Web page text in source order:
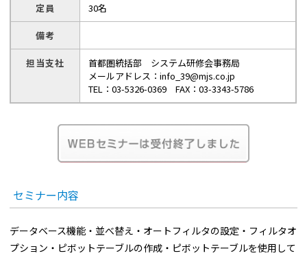
定員 30名
備考
担当支社
首都圏統括部 システム研修会事務局
メールアドレス：info_39@mjs.co.jp
TEL：03-5326-0369 FAX：03-3343-5786
セミナー内容
データベース機能・並べ替え・オートフィルタの設定・フィルタオ
プション・ピボットテーブルの作成・ピボットテーブルを使用して